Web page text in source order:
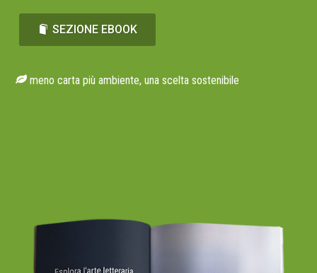
SEZIONE EBOOK
meno carta più ambiente, una scelta sostenibile